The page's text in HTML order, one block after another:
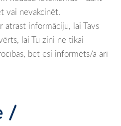
vai nevakcinēt.
atrast informāciju, lai Tavs
lai Tu zini ne tikai
bet esi informēts/a arī
/